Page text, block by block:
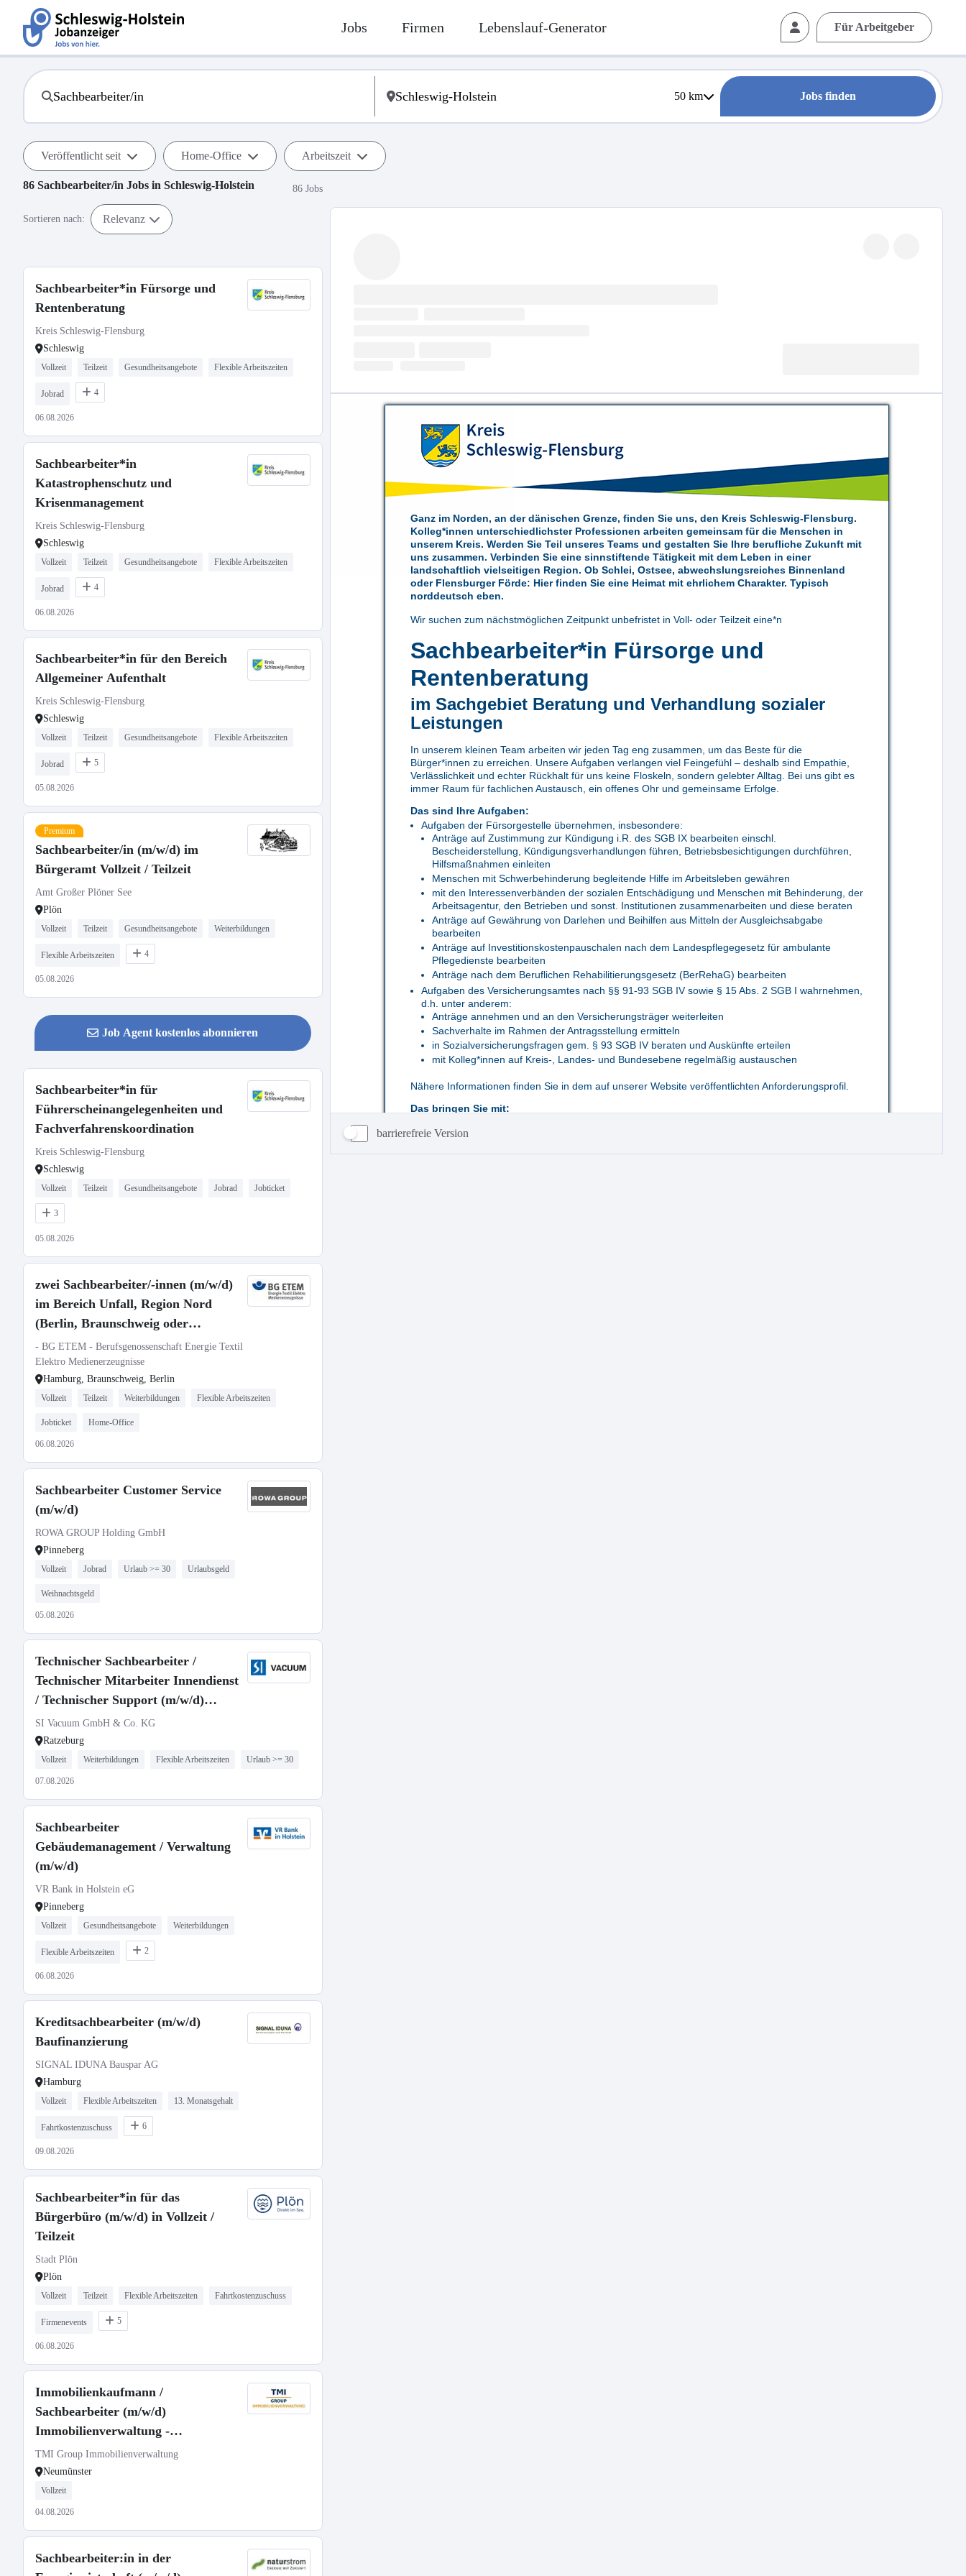
Jobs Firmen Lebenslauf-Generator Für Arbeitgeber
50km Jobs finden
Veröffentlicht seit Home-Office Arbeitszeit
86 Sachbearbeiter/in Jobs in Schleswig-Holstein 86 Jobs
Sortieren nach: Relevanz
Sachbearbeiter*in Fürsorge und
Rentenberatung
Kreis Schleswig-Flensburg
Schleswig
Vollzeit Teilzeit Gesundheitsangebote Flexible Arbeitszeiten
Jobrad 4
06.08.2026
Sachbearbeiter*in
Katastrophenschutz und
Krisenmanagement
Kreis Schleswig-Flensburg
Schleswig
Vollzeit Teilzeit Gesundheitsangebote Flexible Arbeitszeiten
Jobrad 4
06.08.2026
Sachbearbeiter*in für den Bereich
Allgemeiner Aufenthalt
Kreis Schleswig-Flensburg
Schleswig
Vollzeit Teilzeit Gesundheitsangebote Flexible Arbeitszeiten
Jobrad 5
05.08.2026
Premium
Sachbearbeiter/in (m/w/d) im
Bürgeramt Vollzeit / Teilzeit
Amt Großer Plöner See
Plön
Vollzeit Teilzeit Gesundheitsangebote Weiterbildungen
Flexible Arbeitszeiten 4
05.08.2026
Job Agent kostenlos abonnieren
Sachbearbeiter*in für
Führerscheinangelegenheiten und
Fachverfahrenskoordination
Kreis Schleswig-Flensburg
Schleswig
Vollzeit Teilzeit Gesundheitsangebote Jobrad Jobticket
3
05.08.2026
zwei Sachbearbeiter/-innen (m/w/d)
im Bereich Unfall, Region Nord
(Berlin, Braunschweig oder
Hamburg)
- BG ETEM - Berufsgenossenschaft Energie Textil
Elektro Medienerzeugnisse
Hamburg, Braunschweig, Berlin
Vollzeit Teilzeit Weiterbildungen Flexible Arbeitszeiten
Jobticket Home-Office
06.08.2026
Sachbearbeiter Customer Service
(m/w/d)
ROWA GROUP Holding GmbH
Pinneberg
Vollzeit Jobrad Urlaub >= 30 Urlaubsgeld
Weihnachtsgeld
05.08.2026
Technischer Sachbearbeiter /
Technischer Mitarbeiter Innendienst
/ Technischer Support (m/w/d)
Auftragsabwicklung
SI Vacuum GmbH & Co. KG
Ratzeburg
Vollzeit Weiterbildungen Flexible Arbeitszeiten Urlaub >= 30
07.08.2026
Sachbearbeiter
Gebäudemanagement / Verwaltung
(m/w/d)
VR Bank in Holstein eG
Pinneberg
Vollzeit Gesundheitsangebote Weiterbildungen
Flexible Arbeitszeiten 2
06.08.2026
Kreditsachbearbeiter (m/w/d)
Baufinanzierung
SIGNAL IDUNA Bauspar AG
Hamburg
Vollzeit Flexible Arbeitszeiten 13. Monatsgehalt
Fahrtkostenzuschuss 6
09.08.2026
Sachbearbeiter*in für das
Bürgerbüro (m/w/d) in Vollzeit /
Teilzeit
Stadt Plön
Plön
Vollzeit Teilzeit Flexible Arbeitszeiten Fahrtkostenzuschuss
Firmenevents 5
06.08.2026
Immobilienkaufmann /
Sachbearbeiter (m/w/d)
Immobilienverwaltung -
Mieterbetreuung
TMI Group Immobilienverwaltung
Neumünster
Vollzeit
04.08.2026
Sachbearbeiter:in in der
barrierefreie Version